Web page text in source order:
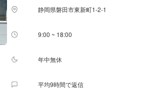
静岡県磐田市東新町1-2-1
9:00 ~ 18:00
年中無休
平均9時間で返信